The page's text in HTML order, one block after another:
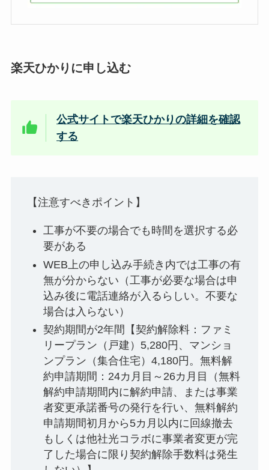
楽天ひかりに申し込む
公式サイトで楽天ひかりの詳細を確認
する
【注意すべきポイント】
工事が不要の場合でも時間を選択する必
要がある
WEB上の申し込み手続き内では工事の有
無が分からない（工事が必要な場合は申
込み後に電話連絡が入るらしい。不要な
場合は入らない）
契約期間が2年間【契約解除料：ファミ
リープラン（戸建）5,280円、マンショ
ンプラン（集合住宅）4,180円。無料解
約申請期間：24カ月目～26カ月目（無料
解約申請期間内に解約申請、または事業
者変更承諾番号の発行を行い、無料解約
申請期間初月から5カ月以内に回線撤去
もしくは他社光コラボに事業者変更が完
了した場合に限り契約解除手数料は発生